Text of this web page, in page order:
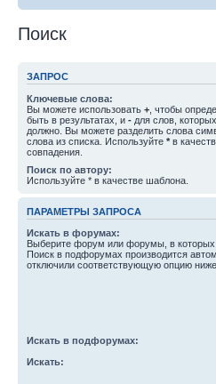
Поиск
ЗАПРОС
Ключевые слова:
Вы можете использовать + , чтобы
быть в результатах, и - для слов,
должно. Вы можете разделить слова
слова из списка. Используйте * в
совпадения.
Поиск по автору:
Используйте * в качестве шаблона.
ПАРАМЕТРЫ ЗАПРОСА
Искать в форумах:
Выберите форум или форумы, в которых
Поиск в подфорумах производится
отключили соответствующую опцию ниже.
Искать в подфорумах:
Искать: